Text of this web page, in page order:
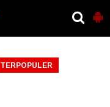
TERPOPULER